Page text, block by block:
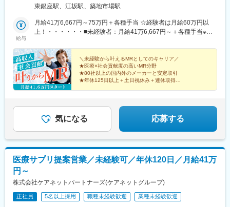
田・岩手・山形・宮城・福島（3）関東：東京・神奈川・千葉・埼
海：愛知・岐阜・三重・静岡（6）北陸：富山・石川・福井（7）
近畿：大阪・京都・滋賀・奈良・和歌山・兵庫（8）中国：岡山・
（10）九州：福岡・大分・宮崎・鹿児島・熊本・佐賀・長崎・沖
縄※勤務地限定～全国転勤（規定あり）の選択可能※配属エリアは
希望を考慮して決定いたします。希望範囲外への転勤はありませ
ん。※変更の範囲：会社の定める事業所（リモートワーク含む）
東銀座駅、江坂駅、築地市場駅
給与
月給41万6,667円～75万円＋各種手当 ☆経験者は月給60万円以
上！・・・・・・■未経験者：月給41万6,667円～＋各種手当※上
過分は別途全額支給いたします。◎手当を含めれば初年度から年
収600万円以上も可能！・・・・・・■経験者：月給60万円～75万
円＋各種手当※上記には固定残業代（11万760円～／30時間分）を
含みます。※超過分は別途全額支給いたします。＜年収例＞◎初年
度年収は700万円以上！◎最大年収900万円以上も目指せる
万円／42歳（入社4年） 920万円／45歳（入社6年） ※諸手当含む
＼未経験から叶えるMRとしてのキャリア／
★医療×社会貢献度の高いMR分野
★80社以上の国内外のメーカーと安定取引
★年休125日以上＋土日祝休み＋連休取得OK
気になる 応募する
医療サプリ提案営業／未経験可／年休120日／月給41万
円～
株式会社ケアネットパートナーズ(ケアネットグループ)
正社員 5名以上採用 職種未経験歓迎 業種未経験歓迎